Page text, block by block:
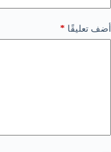
أضف تعليقًا *